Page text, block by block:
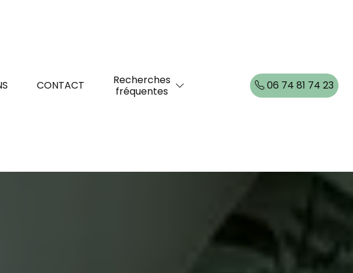
CONTACT
Recherches
fréquentes
06 74 81 74 23